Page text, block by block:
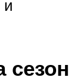
и
сезон